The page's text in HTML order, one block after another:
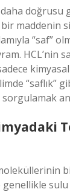
doğrusu
maddenin
“saf”
HCL’nin
“saflık”
sorgulamak
sulu